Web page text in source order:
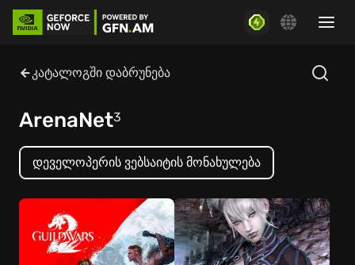
კატალოგში დაბრუნება
ArenaNet3
დეველოპერის ვებსაიტის მონახულება